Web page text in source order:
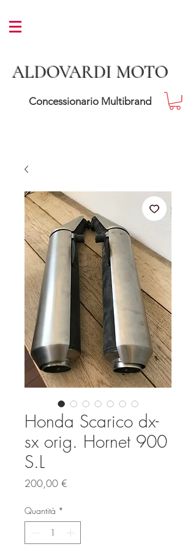
ALDOVARDI MOTO
Concessionario Multibrand
Honda Scarico dx-
sx orig. Hornet 900
S.L
200,00 €
Quantità *